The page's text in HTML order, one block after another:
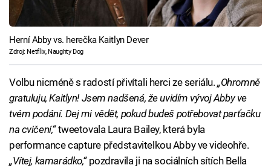
Herní Abby vs. herečka Kaitlyn Dever
Zdroj: Netflix, Naughty Dog
Volbu nicméně s radostí přivítali herci ze seriálu.„Ohromně
gratuluju, Kaitlyn! Jsem nadšená, že uvidím vývoj Abby ve
tvém podání. Dej mi vědět, pokud budeš potřebovat parťačku
na cvičení,“tweetovala Laura Bailey, která byla
performance capture představitelkou Abby ve videohře.
„Vítej, kamarádko,“pozdravila ji na sociálních sítích Bella